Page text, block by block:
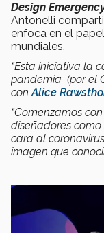
Design
Antonelli
enfoca en el
mundiales.
“Esta iniciativa la
pandemia (por el
conAlice
“Comenzamos
diseñadores
cara al
imagen que